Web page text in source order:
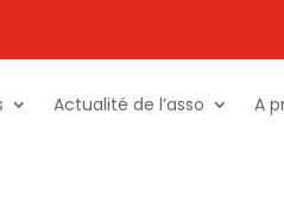
Actualité de l’asso A